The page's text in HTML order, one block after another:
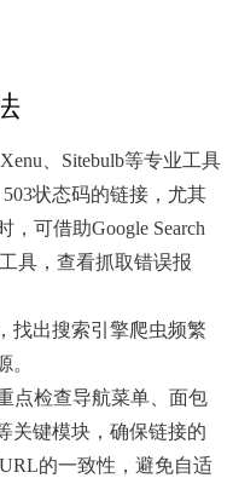
、Sitebulb等专业工具
状态码的链接，尤其
可借助Google Search
具，查看抓取错误报
找出搜索引擎爬虫频繁
。
点检查导航菜单、面包
关键模块，确保链接的
的一致性，避免自适